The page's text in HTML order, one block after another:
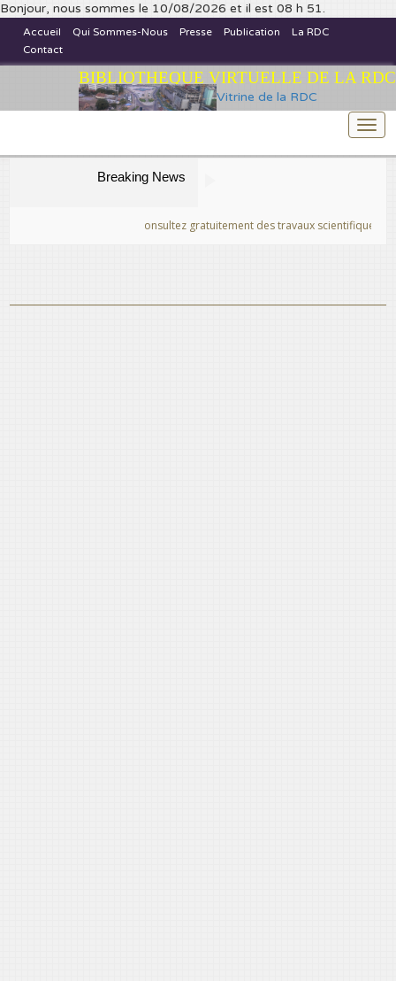
Bonjour, nous sommes le 10/08/2026 et il est 08 h 51.
Accueil Qui Sommes-Nous Presse Publication
La RDC
Contact
Vitrine de la RDC
BIBLIOTHEQUE VIRTUELLE DE LA RDC
Breaking News
>>Publiez et consultez gratuitement des travaux scientifiques fins prêts,